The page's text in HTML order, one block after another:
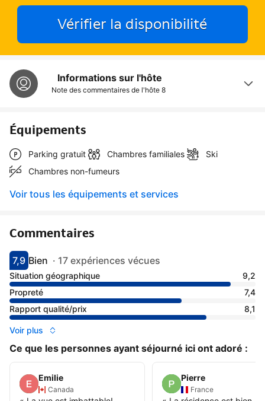
Vérifier la disponibilité
Informations sur l'hôte
Note des commentaires de l'hôte 8
Équipements
Parking gratuit Chambres familiales
Ski
Chambres non-fumeurs
Voir tous les équipements et services
Commentaires
Avec une note de 7.9
7,9
bien Bien · 17 expériences vécues
Situation géographique
9,2
Propreté
7,4
Rapport qualité/prix
8,1
Voir plus
Ce que les personnes ayant séjourné ici ont adoré :
Emilie
Canada
Pierre
France